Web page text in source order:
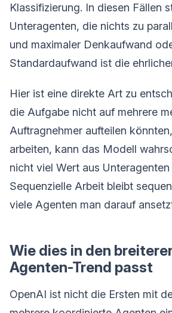
Klassifizierung. In diesen Fällen
Unteragenten, die nichts zu
und maximaler Denkaufwand
Standardaufwand ist die
Hier ist eine direkte Art zu
die Aufgabe nicht auf mehrere
Auftragnehmer aufteilen
arbeiten, kann das Modell
nicht viel Wert aus Unteragenten
Sequenzielle Arbeit bleibt
viele Agenten man darauf
Wie dies in den
Agenten-Trend passt
OpenAI ist nicht die Ersten mit